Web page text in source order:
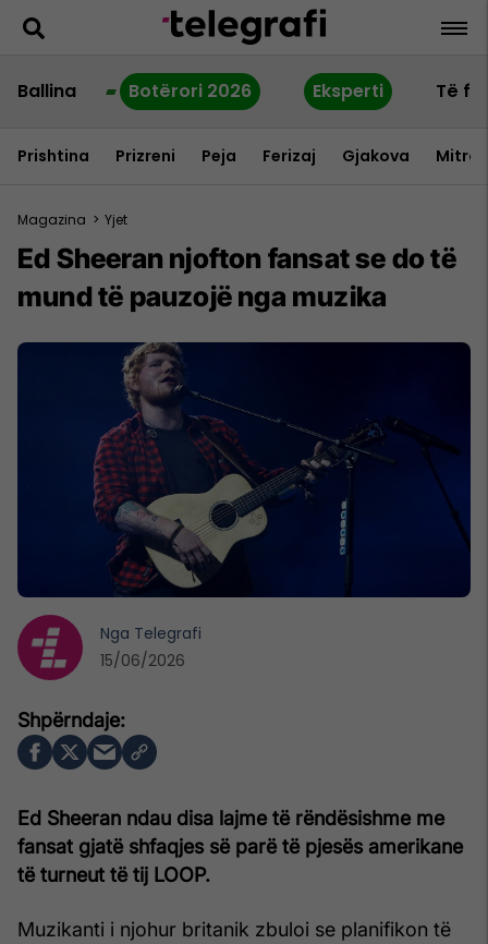
Ballina Botërori 2026 Eksperti Të
Prishtina Prizreni Peja Ferizaj Gjakova
Magazina > Yjet
Ed Sheeran njofton fansat se do të
mund të pauzojë nga muzika
Ed Sheeran ndau disa lajme të rëndësishme me
fansat gjatë shfaqjes së parë të pjesës amerikane
të turneut të tij LOOP.
Muzikanti i njohur britanik zbuloi se planifikon të
Nga Telegrafi
15/06/2026